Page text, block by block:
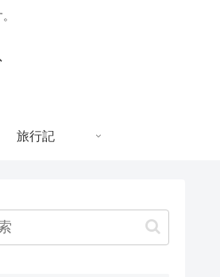
旅行記